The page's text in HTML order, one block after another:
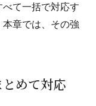
て一括で対応す
章では、その強
めて対応